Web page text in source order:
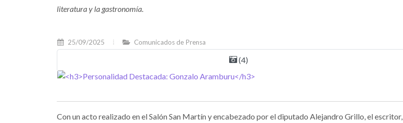
literatura y la gastronomía.
25/09/2025 Comunicados de Prensa
(4)
Con un acto realizado en el Salón San Martín y encabezado por el diputado Alejandro Grillo, el escritor,